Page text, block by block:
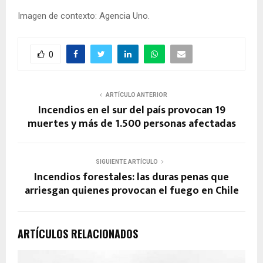
Imagen de contexto: Agencia Uno.
0
ARTÍCULO ANTERIOR
Incendios en el sur del país provocan 19
muertes y más de 1.500 personas afectadas
SIGUIENTE ARTÍCULO
Incendios forestales: las duras penas que
arriesgan quienes provocan el fuego en Chile
ARTÍCULOS RELACIONADOS